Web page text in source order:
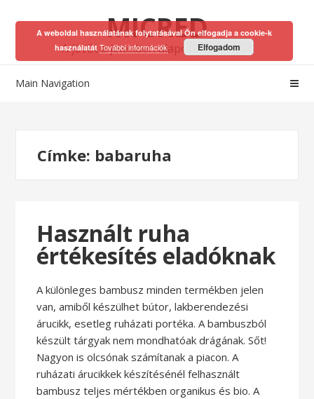
to
navigation
to
content
MICRED
A jövőt a jelenben alapozhatod meg!
Main Navigation
Címke: babaruha
Használt ruha
értékesítés eladóknak
A különleges bambusz minden termékben jelen
van, amiből készülhet bútor, lakberendezési
árucikk, esetleg ruházati portéka. A bambuszból
készült tárgyak nem mondhatóak drágának. Sőt!
Nagyon is olcsónak számítanak a piacon. A
ruházati árucikkek készítésénél felhasznált
bambusz teljes mértékben organikus és bio. A
A weboldal használatának folytatásával Ön elfogadja a cookie-k
használatátTovábbi információk Elfogadom